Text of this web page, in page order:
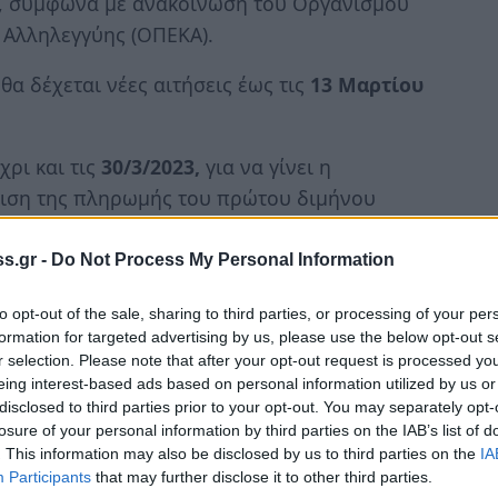
- Do Not Process My Personal Information
opt-out of the sale, sharing to third parties, or processing of your
for targeted advertising by us, please use the below opt-out
selection. Please note that after your opt-out request is processed
interest-based ads based on personal information utilized by us
to third parties prior to your opt-out. You may separately
of your personal information by third parties on the IAB’s list of
This information may also be disclosed by us to third parties on the
Participants that may further disclose it to other third parties.
(ΟΠΕΚΑ).
δέχεται νέες αιτήσεις έως τις 13 Μαρτίου
και τις 30/3/2023, για να γίνει η
της πληρωμής του πρώτου διμήνου
www.idika.gr) ή μέσω του διαδικτυακού
κωδικών πρόσβασης του
των εξαρτώμενων τέκνων που θα
συνολικού οικογενειακού εισοδήματος
2021.
εισοδήματος τρέχοντος έτους , θα